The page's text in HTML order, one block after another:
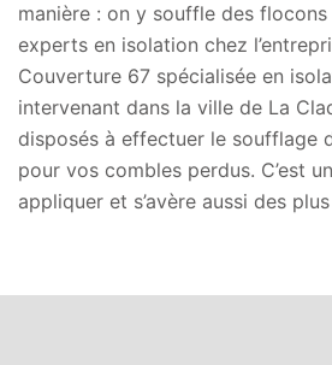
manière : on y souffle des flocons
experts en isolation chez
Couverture 67 spécialisée en
intervenant dans la ville de La
disposés à effectuer le soufflage
pour vos combles perdus. C’est
appliquer et s’avère aussi des